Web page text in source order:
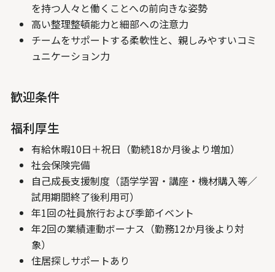
を持つ人々と働くことへの前向きな姿勢
高い整理整頓能力と細部への注意力
チームをサポートする柔軟性と、親しみやすいコミ
ュニケーション力
歓迎条件
福利厚生
有給休暇10日＋祝日（勤続18か月後より増加）
社会保険完備
自己成長支援制度（語学学習・講座・機材購入等／
試用期間終了後利用可）
年1回の社員旅行および季節イベント
年2回の業績連動ボーナス（勤務12か月後より対
象）
住居探しサポートあり